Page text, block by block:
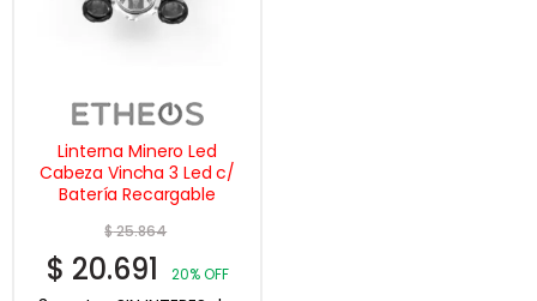
Linterna Minero Led
Cabeza Vincha 3 Led c/
Batería Recargable
$25.864
$ 20.691 20% OFF